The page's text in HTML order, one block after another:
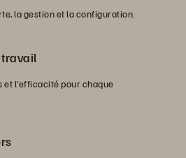
la gestion et la configuration.
et l’efficacité pour chaque